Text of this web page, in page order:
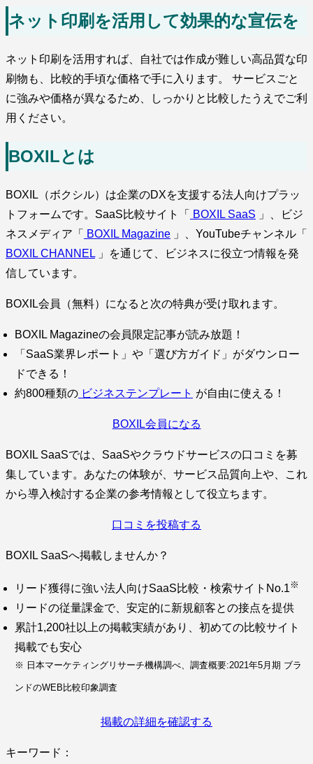
ネット印刷を活用して効果的な宣伝を
ネット印刷を活用すれば、自社では作成が難しい高品質な印
刷物も、比較的手頃な価格で手に入ります。 サービスごと
に強みや価格が異なるため、しっかりと比較したうえでご利
用ください。
BOXILとは
BOXIL（ボクシル）は企業のDXを支援する法人向けプラッ
トフォームです。SaaS比較サイト「
BOXIL SaaS 」、ビジ
ネスメディア「
BOXIL Magazine 」、YouTubeチャンネル「
BOXIL CHANNEL 」を通じて、ビジネスに役立つ情報を発
信しています。
BOXIL会員（無料）になると次の特典が受け取れます。
BOXIL Magazineの会員限定記事が読み放題！
「SaaS業界レポート」や「選び方ガイド」がダウンロー
ドできる！
約800種類の ビジネステンプレート が自由に使える！
BOXIL会員になる
BOXIL SaaSでは、SaaSやクラウドサービスの口コミを募
集しています。あなたの体験が、サービス品質向上や、これ
から導入検討する企業の参考情報として役立ちます。
口コミを投稿する
BOXIL SaaSへ掲載しませんか？
リード獲得に強い法人向けSaaS比較・検索サイトNo.1※
リードの従量課金で、安定的に新規顧客との接点を提供
累計1,200社以上の掲載実績があり、初めての比較サイト
掲載でも安心
※ 日本マーケティングリサーチ機構調べ、調査概要:2021年5月期 ブラ
ンドのWEB比較印象調査
掲載の詳細を確認する
キーワード：